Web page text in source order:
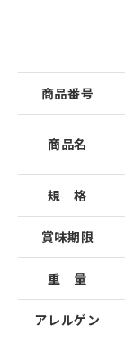
商品番号
商品名
規 格
賞味期限
重 量
アレルゲン